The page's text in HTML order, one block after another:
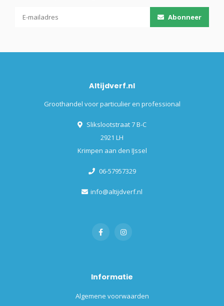
Abonneer
Altijdverf.nl
Groothandel voor particulier en professional
Slikslootstraat 7 B-C
2921 LH
Krimpen aan den IJssel
06-57957329
info@altijdverf.nl
Informatie
Algemene voorwaarden